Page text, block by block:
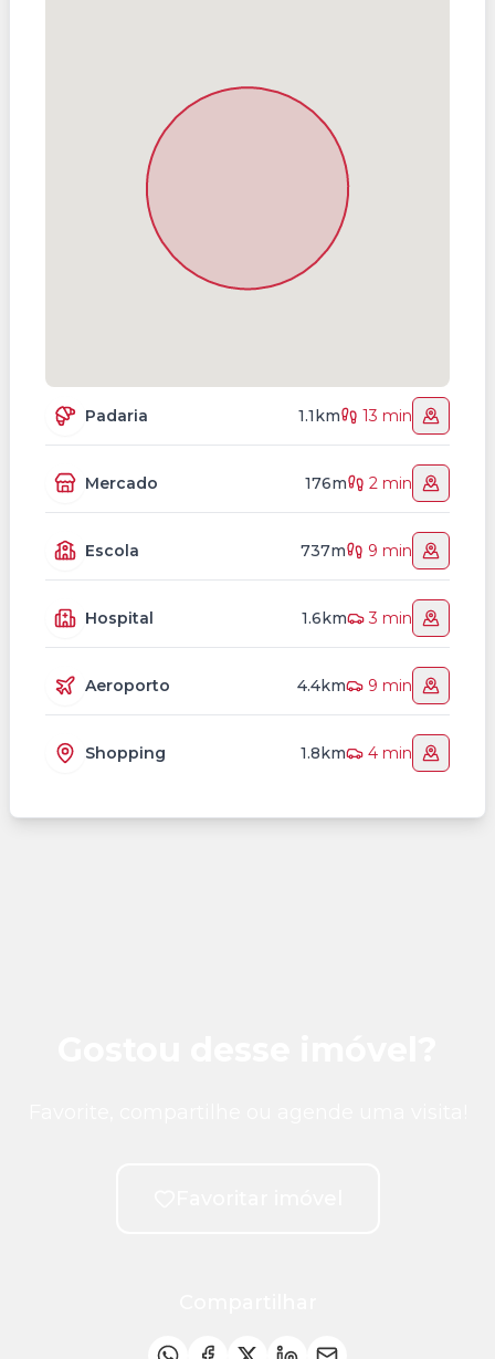
Padaria 1.1km 13 min
Mercado 176m 2 min
Escola 737m 9 min
Hospital 1.6km 3 min
Aeroporto 4.4km 9 min
Shopping 1.8km 4 min